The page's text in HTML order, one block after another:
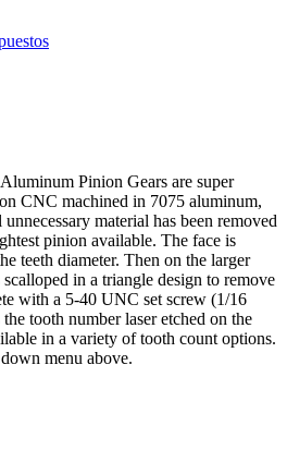
Pinion Gears are super
CNC machined in 7075 aluminum,
material has been removed
pinion available. The face is
teeth diameter. Then on the larger
in a triangle design to remove
with a 5-40 UNC set screw (1/16
tooth number laser etched on the
in a variety of tooth count options.
menu above.